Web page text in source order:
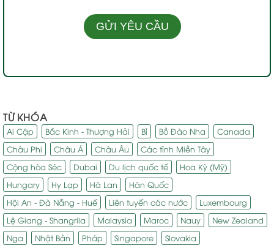
TỪ KHÓA
Ai Cập Bắc Kinh - Thượng Hải Bỉ Bồ Đào Nha
Canada
Châu Phi
Châu Á Châu Âu
Các tỉnh Miền Tây
Cộng hòa Séc
Dubai Du lịch quốc tế
Hoa Kỳ (Mỹ)
Hungary
Hy Lạp Hà Lan
Hàn Quốc
Hội An - Đà Nẵng - Huế
Liên tuyến các nước
Luxembourg
Lệ Giang - Shangrila
Malaysia Maroc Nauy
New Zealand
Nga
Nhật Bản Pháp Singapore
Slovakia